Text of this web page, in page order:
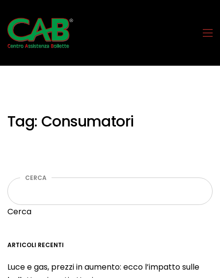
Tag: Consumatori
CERCA
Cerca
ARTICOLI RECENTI
Luce e gas, prezzi in aumento: ecco l’impatto sulle